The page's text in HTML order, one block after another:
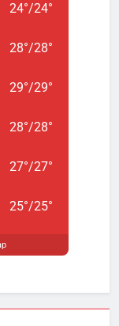
24°/24°
28°/28°
29°/29°
28°/28°
27°/27°
25°/25°